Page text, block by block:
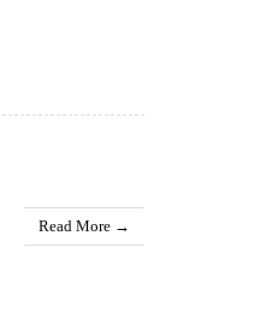
Read More →